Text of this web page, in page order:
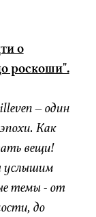
о
роскоши".
– один
Как
вещи!
услышим
темы - от
до